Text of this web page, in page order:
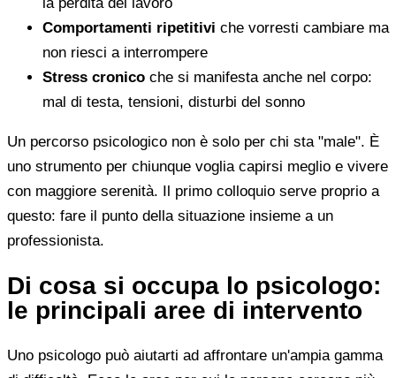
la perdita del lavoro
Comportamenti ripetitivi che vorresti cambiare ma
non riesci a interrompere
Stress cronico che si manifesta anche nel corpo:
mal di testa, tensioni, disturbi del sonno
Un percorso psicologico non è solo per chi sta "male". È
uno strumento per chiunque voglia capirsi meglio e vivere
con maggiore serenità. Il primo colloquio serve proprio a
questo: fare il punto della situazione insieme a un
professionista.
Di cosa si occupa lo psicologo:
le principali aree di intervento
Uno psicologo può aiutarti ad affrontare un'ampia gamma